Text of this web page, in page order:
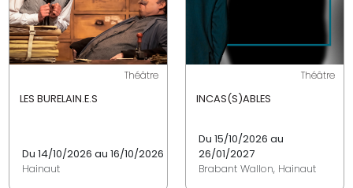
Théâtre
LES BURELAIN.E.S
Du 14/10/2026 au 16/10/2026
Hainaut
Théâtre
INCAS(S)ABLES
Du 15/10/2026 au
26/01/2027
Brabant Wallon, Hainaut